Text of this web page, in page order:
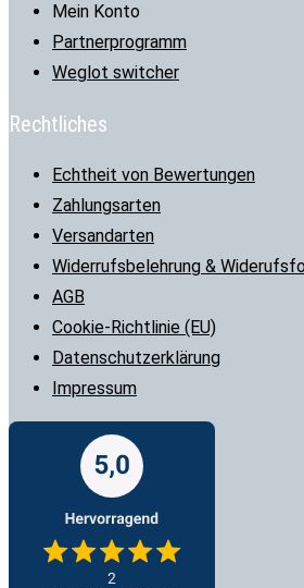
Mein Konto
Partnerprogramm
Weglot switcher
Rechtliches
Echtheit von Bewertungen
Zahlungsarten
Versandarten
Widerrufsbelehrung &
AGB
Cookie-Richtlinie (EU)
Datenschutzerklärung
Impressum